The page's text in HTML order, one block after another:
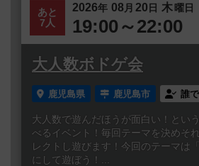
あと
7人
2026年 08 月 20日 木曜日
19:00～22:00
大人数ボドゲ会
鹿児島県 鹿児島市 誰
大人数で遊んだほうが面白い！とい
べるイベント！毎回テーマを決めそ
レクトし遊びます！今回のテーマは
にして遊ぼう！...